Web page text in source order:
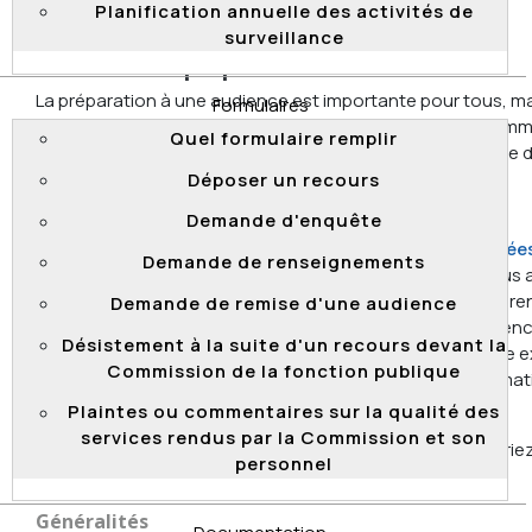
Planification annuelle des activités de
surveillance
Formulaires
Quel formulaire remplir
Déposer un recours
Demande d'enquête
Demande de renseignements
Demande de remise d'une audience
Désistement à la suite d'un recours devant la
Commission de la fonction publique
Plaintes ou commentaires sur la qualité des
services rendus par la Commission et son
personnel
La préparation à une audience est importante pour tous,
devient encore plus si vous n’êtes pas représenté. La
vous fait donc quelques suggestions pour vous permettre
vous préparer en vue de l’audience.
Elle vous invite également à consulter son
d’accompagnement pour les personnes non
avocat
. Les informations contenues dans ce guide vous
à bien évaluer l’impact de votre décision et à mieux
déroulement d’une audience. Si votre décision n’est pas
prise, ce guide viendra alimenter votre réflexion. Sans être
il facilitera aussi votre compréhension du processus en
justice administrative.
Comme toute préparation demande du temps, vous
commencer votre démarche le plus tôt possible.
Généralités